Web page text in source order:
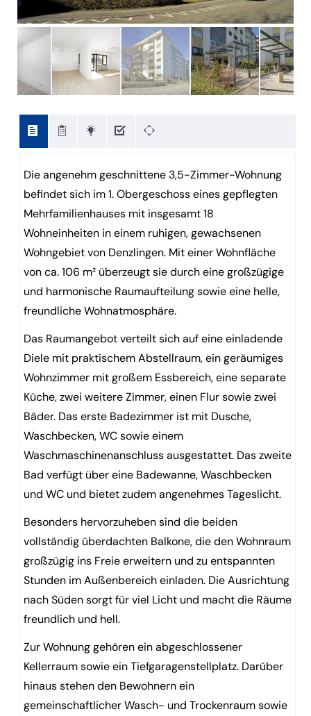
Die angenehm geschnittene 3,5-Zimmer-Wohnung
befindet sich im 1. Obergeschoss eines gepflegten
Mehrfamilienhauses mit insgesamt 18
Wohneinheiten in einem ruhigen, gewachsenen
Wohngebiet von Denzlingen. Mit einer Wohnfläche
von ca. 106 m² überzeugt sie durch eine großzügige
und harmonische Raumaufteilung sowie eine helle,
freundliche Wohnatmosphäre.
Das Raumangebot verteilt sich auf eine einladende
Diele mit praktischem Abstellraum, ein geräumiges
Wohnzimmer mit großem Essbereich, eine separate
Küche, zwei weitere Zimmer, einen Flur sowie zwei
Bäder. Das erste Badezimmer ist mit Dusche,
Waschbecken, WC sowie einem
Waschmaschinenanschluss ausgestattet. Das zweite
Bad verfügt über eine Badewanne, Waschbecken
und WC und bietet zudem angenehmes Tageslicht.
Besonders hervorzuheben sind die beiden
vollständig überdachten Balkone, die den Wohnraum
großzügig ins Freie erweitern und zu entspannten
Stunden im Außenbereich einladen. Die Ausrichtung
nach Süden sorgt für viel Licht und macht die Räume
freundlich und hell.
Zur Wohnung gehören ein abgeschlossener
Kellerraum sowie ein Tiefgaragenstellplatz. Darüber
hinaus stehen den Bewohnern ein
gemeinschaftlicher Wasch- und Trockenraum sowie